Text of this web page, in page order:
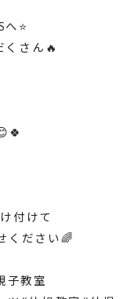
⭐️
くさん🔥
付けて
ください🌈
子教室